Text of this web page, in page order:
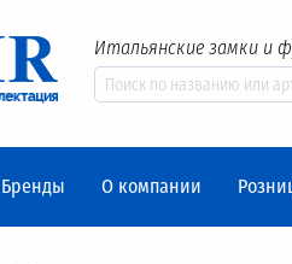
Итальянские замки и
Бренды О компании